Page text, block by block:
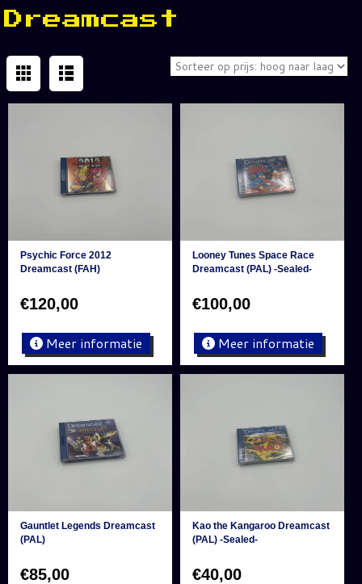
Dreamcast
Psychic Force 2012
Dreamcast (FAH)
€120,00
Meer informatie
Looney Tunes Space Race
Dreamcast (PAL) -Sealed-
€100,00
Meer informatie
Gauntlet Legends Dreamcast
(PAL)
€85,00
Kao the Kangaroo Dreamcast
(PAL) -Sealed-
€40,00